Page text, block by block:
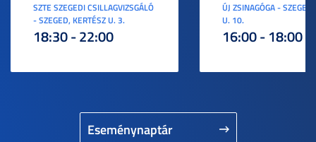
Eseménynaptár
SZTE SZEGEDI CSILLAGVIZSGÁLÓ
- SZEGED, KERTÉSZ U. 3.
18:30 - 22:00
ÚJ ZSINAGÓGA -
U. 10.
16:00 - 18:00